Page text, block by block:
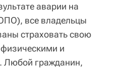
аварии на
все владельцы
страховать свою
физическими и
Любой гражданин,